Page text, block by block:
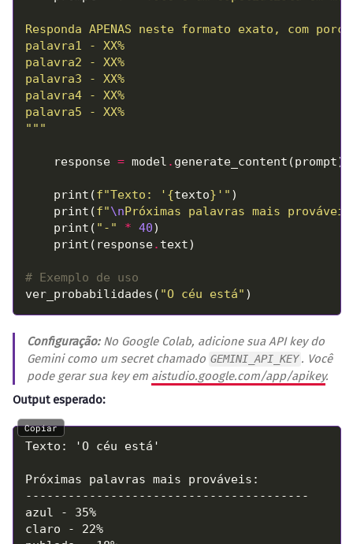
palavra1 - XX%
palavra2 - XX%
palavra3 - XX%
palavra4 - XX%
palavra5 - XX%
"""
    response
= model .
    print(
f"Texto: ' {texto} '"
    print(
f"\nPróximas palavras mais
    print(
"-" * 40
    print(response
.
# Exemplo de uso
ver_probabilidades( "O céu está"
Configuração:No Google Colab, adicione sua API key do
Gemini como um secret chamado GEMINI_API_KEY . Você
pode gerar sua key em aistudio.google.com/app/apikey.
Output esperado:
azul - 35%
claro - 22%
Copiar